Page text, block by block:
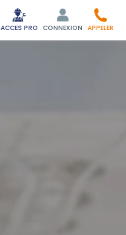
ACCES PRO CONNEXION APPELER